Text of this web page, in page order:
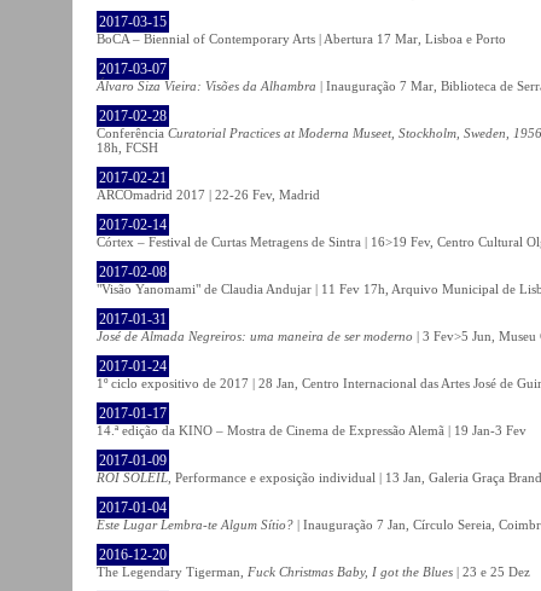
2017-03-15
BoCA – Biennial of Contemporary Arts | Abertura 17 Mar, Lisboa e Porto
2017-03-07
Álvaro Siza Vieira: Visões da Alhambra | Inauguração 7 Mar, Biblioteca de
2017-02-28
Conferência Curatorial Practices at Moderna Museet, Stockholm, Sweden,
18h, FCSH
2017-02-21
ARCOmadrid 2017 | 22-26 Fev, Madrid
2017-02-14
Córtex – Festival de Curtas Metragens de Sintra | 16>19 Fev, Centro Cultural
2017-02-08
"Visão Yanomami" de Claudia Andujar | 11 Fev 17h, Arquivo Municipal de
2017-01-31
José de Almada Negreiros: uma maneira de ser moderno | 3 Fev>5 Jun,
2017-01-24
1º ciclo expositivo de 2017 | 28 Jan, Centro Internacional das Artes José de
2017-01-17
14.ª edição da KINO – Mostra de Cinema de Expressão Alemã | 19 Jan-3 Fev
2017-01-09
ROI SOLEIL , Performance e exposição individual | 13 Jan, Galeria Graça
2017-01-04
Este Lugar Lembra-te Algum Sítio? | Inauguração 7 Jan, Círculo Sereia,
2016-12-20
The Legendary Tigerman, Fuck Christmas Baby, I got the Blues | 23 e 25 Dez